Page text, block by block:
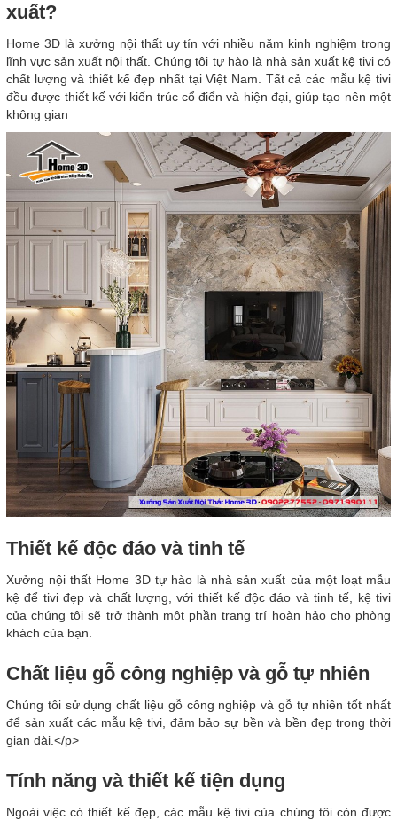
xuất?
Home 3D là xưởng nội thất uy tín với nhiều năm kinh nghiệm trong
lĩnh vực sản xuất nội thất. Chúng tôi tự hào là nhà sản xuất kệ tivi có
chất lượng và thiết kế đẹp nhất tại Việt Nam. Tất cả các mẫu kệ tivi
đều được thiết kế với kiến trúc cổ điển và hiện đại, giúp tạo nên một
không gian
Thiết kế độc đáo và tinh tế
Xưởng nội thất Home 3D tự hào là nhà sản xuất của một loạt mẫu
kệ để tivi đẹp và chất lượng, với thiết kế độc đáo và tinh tế, kệ tivi
của chúng tôi sẽ trở thành một phần trang trí hoàn hảo cho phòng
khách của bạn.
Chất liệu gỗ công nghiệp và gỗ tự nhiên
Chúng tôi sử dụng chất liệu gỗ công nghiệp và gỗ tự nhiên tốt nhất
để sản xuất các mẫu kệ tivi, đảm bảo sự bền và bền đẹp trong thời
gian dài.</p>
Tính năng và thiết kế tiện dụng
Ngoài việc có thiết kế đẹp, các mẫu kệ tivi của chúng tôi còn được